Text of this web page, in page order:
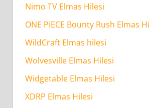
Nimo TV Elmas Hilesi
ONE PIECE Bounty Rush Elmas
WildCraft Elmas hilesi
Wolvesville Elmas Hilesi
Widgetable Elmas Hilesi
XDRP Elmas Hilesi